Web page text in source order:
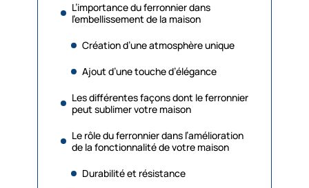
L’importance du ferronnier dans
l’embellissement de la maison
Création d’une atmosphère unique
Ajout d’une touche d’élégance
Les différentes façons dont le ferronnier
peut sublimer votre maison
Le rôle du ferronnier dans l’amélioration
de la fonctionnalité de votre maison
Durabilité et résistance